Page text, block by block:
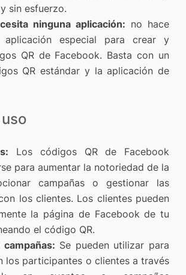
sin esfuerzo.
ninguna aplicación: no hace
aplicación especial para crear y
QR de Facebook. Basta con un
QR estándar y la aplicación de
Los códigos QR de Facebook
para aumentar la notoriedad de la
campañas o gestionar las
los clientes. Los clientes pueden
la página de Facebook de tu
el código QR.
Se pueden utilizar para
los participantes o clientes a través